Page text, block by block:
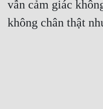
vẫn cảm giác
không chân thật